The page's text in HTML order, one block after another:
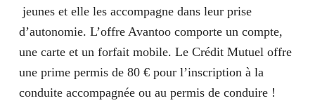
jeunes et elle les accompagne dans leur prise
d’autonomie. L’offre Avantoo comporte un compte,
une carte et un forfait mobile. Le Crédit Mutuel offre
une prime permis de 80 € pour l’inscription à la
conduite accompagnée ou au permis de conduire !